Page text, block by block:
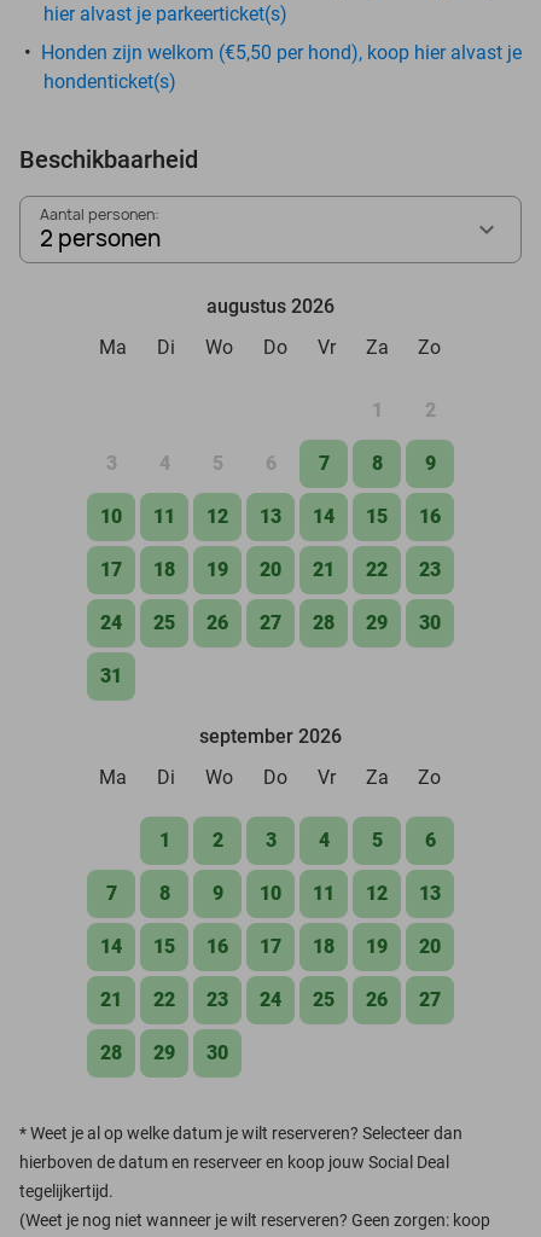
hier alvast je parkeerticket(s)
Honden zijn welkom (€5,50 per hond), koop hier alvast je
hondenticket(s)
Beschikbaarheid
Aantal personen:
2 personen
augustus 2026
Ma
Di Wo Do Vr Za Zo
1 2
3 4 5 6 7 8 9
10 11 12 13 14 15 16
17 18 19 20 21 22 23
24 25 26 27 28 29 30
31
september 2026
Ma
Di Wo Do Vr Za Zo
1 2 3 4 5 6
7 8 9 10 11 12 13
14 15 16 17 18 19 20
21 22 23 24 25 26 27
28 29 30
*Weet je al op welke datum je wilt reserveren? Selecteer dan
hierboven de datum en reserveer en koop jouw Social Deal
tegelijkertijd.
(Weet je nog niet wanneer je wilt reserveren? Geen zorgen: koop